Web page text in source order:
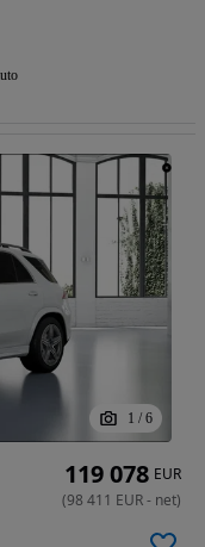
1 / 6
119 078 EUR
(98 411 EUR- net)